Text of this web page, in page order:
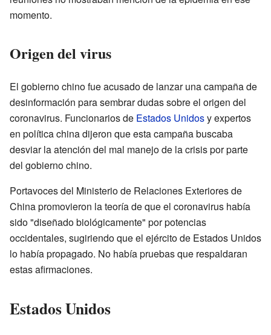
momento.
Origen del virus
El gobierno chino fue acusado de lanzar una campaña de
desinformación para sembrar dudas sobre el origen del
coronavirus. Funcionarios de Estados Unidosy expertos
en política china dijeron que esta campaña buscaba
desviar la atención del mal manejo de la crisis por parte
del gobierno chino.
Portavoces del Ministerio de Relaciones Exteriores de
China promovieron la teoría de que el coronavirus había
sido "diseñado biológicamente" por potencias
occidentales, sugiriendo que el ejército de Estados Unidos
lo había propagado. No había pruebas que respaldaran
estas afirmaciones.
Estados Unidos